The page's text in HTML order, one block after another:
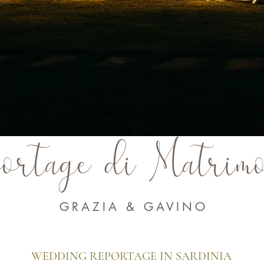
di
GRAZIA & GAVINO
WEDDING REPORTAGE IN SARDINIA